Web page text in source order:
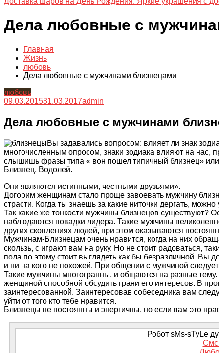
Дела любовные с
Главная
Жизнь
любовь
Дела любовные с мужчинами близнецами
любовь
09.03.201531.03.2017admin
Дела любовные с мужчинами
Вы задавались вопросом: влияет ли знак
многочисленным опросом, знаки зодиака влияют на нас,
слышишь фразы типа « вон пошел типичный близнец»
Близнец, Водолей.
Они являются истинными, честными друзьями».
Догорим женщинам стало проще завоевать мужчину
страсти. Когда ты знаешь за какие ниточки дергать,
Так какие же тонкости мужчины близнецов существуют?
наблюдаются повадки лидера. Такие мужчины
других скоплениях людей, при этом оказываются
Мужчинам-Близнецам очень нравится, когда на них
скользь, с играют вам на руку. Но не стоит радоваться,
пола по этому стоит выглядеть как бы безразличной.
и ни на кого не похожей. При общении с мужчиной
Такие мужчины многогранны, и общаются на разные
женщиной способной обсудить грани его интересов. В
заинтересованной. Заинтересовав собеседника вам
уйти от того кто тебе нравится.
Близнецы не постоянны и энергичны, но если вам это
Робот sMs-sTyLe
Смс